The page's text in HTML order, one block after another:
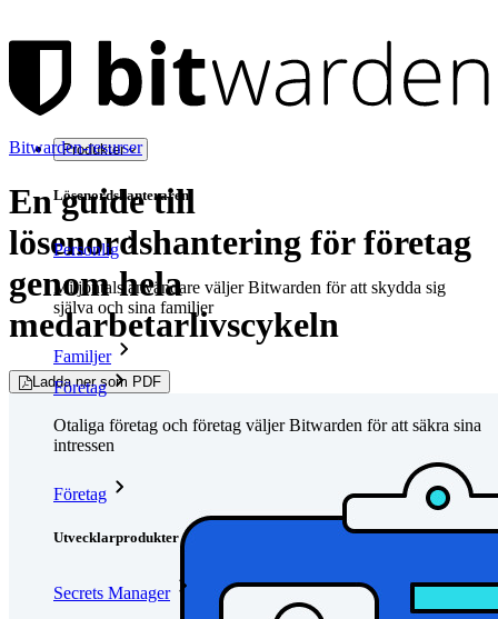
Produkter
Lösenordshanteraren
Personlig
Miljontals användare väljer Bitwarden för att skydda sig
själva och sina familjer
Familjer
Företag
Otaliga företag och företag väljer Bitwarden för att säkra sina
intressen
Företag
Utvecklarprodukter
Secrets Manager
Bitwarden-resurser
En guide till
lösenordshantering för företag
genom hela
medarbetarlivscykeln
Ladda ner som PDF